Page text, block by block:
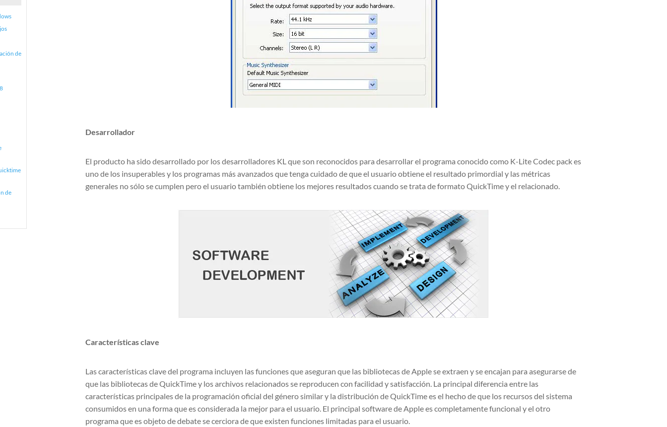
de
de
Desarrollador
El producto ha sido desarrollado por los desarrolladores KL que son reconocidos para desarrollar el programa conocido como K-Lite Codec pack es
uno de los insuperables y los programas más avanzados que tenga cuidado de que el usuario obtiene el resultado primordial y las métricas
generales no sólo se cumplen pero el usuario también obtiene los mejores resultados cuando se trata de formato QuickTime y el relacionado.
Características clave
Las características clave del programa incluyen las funciones que aseguran que las bibliotecas de Apple se extraen y se encajan para asegurarse de
que las bibliotecas de QuickTime y los archivos relacionados se reproducen con facilidad y satisfacción. La principal diferencia entre las
características principales de la programación oficial del género similar y la distribución de QuickTime es el hecho de que los recursos del sistema
consumidos en una forma que es considerada la mejor para el usuario. El principal software de Apple es completamente funcional y el otro
programa que es objeto de debate se cerciora de que existen funciones limitadas para el usuario.